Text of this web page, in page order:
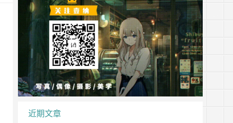
近期文章